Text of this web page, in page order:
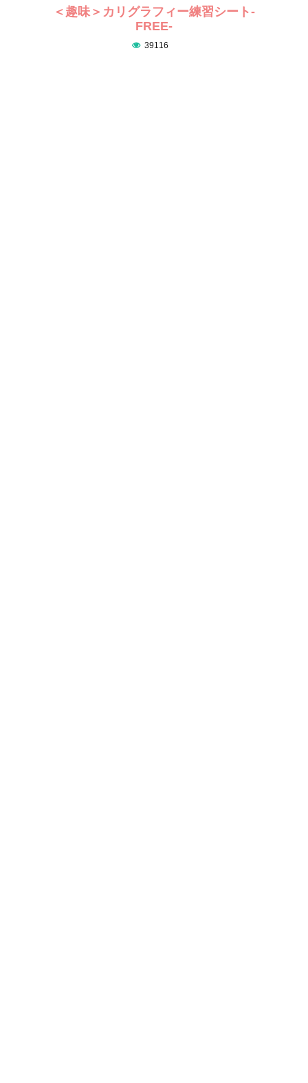
＜趣味＞カリグラフィー練習シート-
FREE-
39116